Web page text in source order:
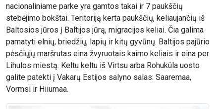
nacionaliniame parke yra gamtos takai ir 7 paukščių
stebėjimo bokštai. Teritoriją kerta paukščių, keliaujančių iš
Baltosios jūros į Baltijos jūrą, migracijos keliai. Čia galima
pamatyti elnių, briedžių, lapių ir kitų gyvūnų. Baltijos pajūrio
pėsčiųjų maršrutas eina žvyruotais kaimo keliais ir eina per
Lihulos miestą. Keltu keltu iš Virtsu arba Rohuküla uosto
galite patekti į Vakarų Estijos salyno salas: Saaremaa,
Vormsi ir Hiiumaa.